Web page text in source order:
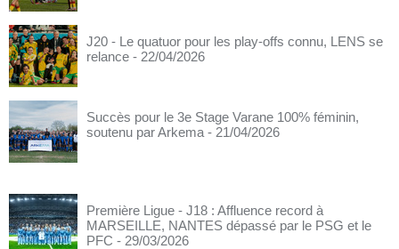
J20 - Le quatuor pour les play-offs connu, LENS se
relance - 22/04/2026
Succès pour le 3e Stage Varane 100% féminin,
soutenu par Arkema - 21/04/2026
Première Ligue - J18 : Affluence record à
MARSEILLE, NANTES dépassé par le PSG et le
PFC - 29/03/2026